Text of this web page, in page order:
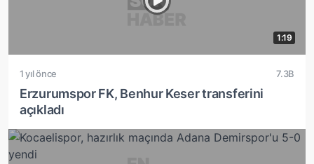
1:19
1 yıl önce 7.3B
Erzurumspor FK, Benhur Keser transferini
açıkladı